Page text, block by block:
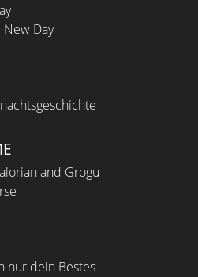
Day
and Grogu
nur dein Bestes